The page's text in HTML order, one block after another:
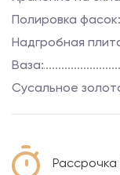
Полировка фасок:
Надгробная
Ваза:
Сусальное
Рассрочка